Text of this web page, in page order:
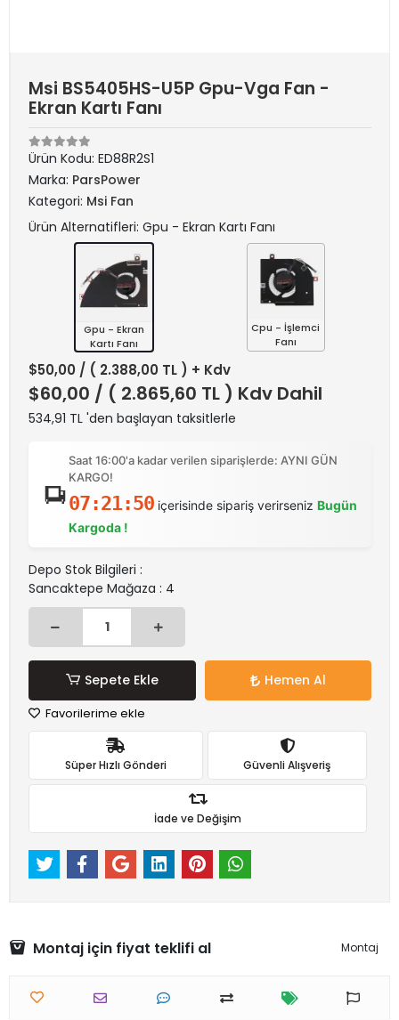
Msi BS5405HS-U5P Gpu-Vga Fan -
Ekran Kartı Fanı
Ürün Kodu: ED88R2S1
Marka: ParsPower
Kategori: Msi Fan
Ürün Alternatifleri: Gpu - Ekran Kartı Fanı
Gpu - Ekran
Kartı Fanı
Cpu - İşlemci
Fanı
$50,00 / ( 2.388,00 TL ) + Kdv
$60,00 / ( 2.865,60 TL ) Kdv Dahil
534,91 TL 'den başlayan taksitlerle
Saat 16:00'a kadar verilen siparişlerde: AYNI GÜN
KARGO!
07:21:50içerisinde sipariş verirseniz Bugün
Kargoda !
Depo Stok Bilgileri :
Sancaktepe Mağaza : 4
Sepete Ekle Hemen Al
Favorilerime ekle
Süper Hızlı Gönderi Güvenli Alışveriş
İade ve Değişim
Montaj için fiyat teklifi al Montaj